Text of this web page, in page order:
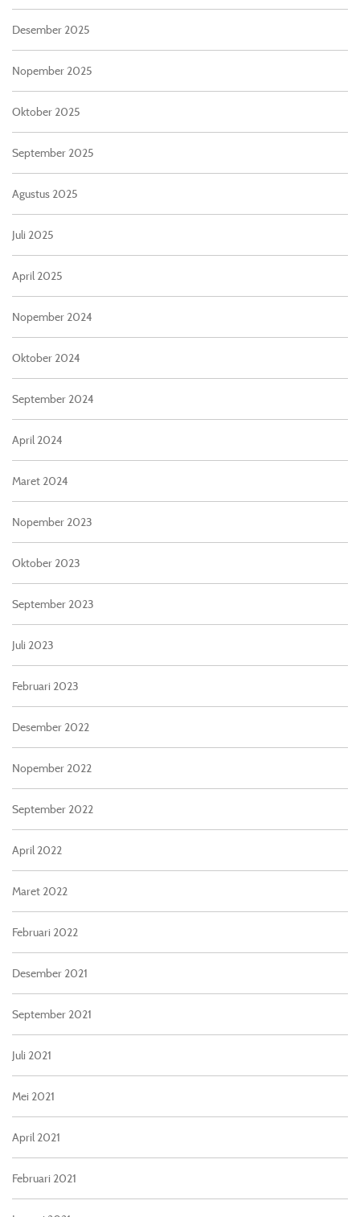
Desember 2025
Nopember 2025
Oktober 2025
September 2025
Agustus 2025
Juli 2025
April 2025
Nopember 2024
Oktober 2024
September 2024
April 2024
Maret 2024
Nopember 2023
Oktober 2023
September 2023
Juli 2023
Februari 2023
Desember 2022
Nopember 2022
September 2022
April 2022
Maret 2022
Februari 2022
Desember 2021
September 2021
Juli 2021
Mei 2021
April 2021
Februari 2021